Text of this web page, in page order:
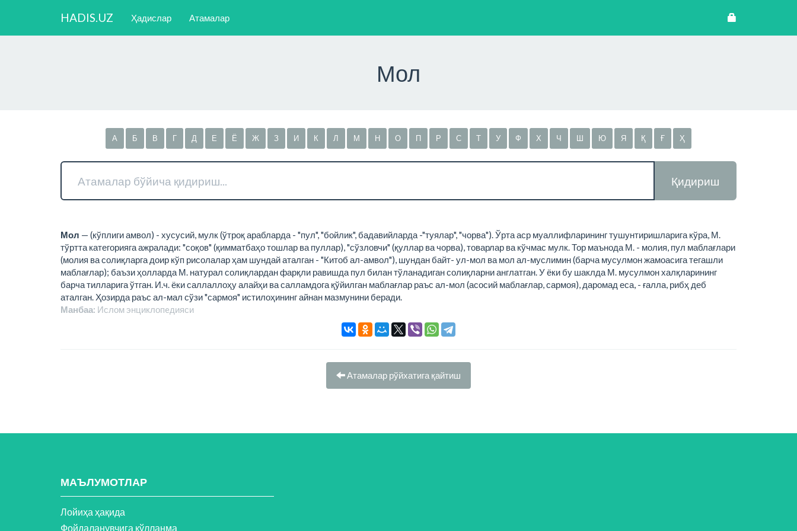
HADIS.UZ Ҳадислар Атамалар
Мол
А Б В Г Д Е Ё Ж З И К Л М Н О П Р С Т У Ф Х Ч Ш Ю Я Қ Ғ Ҳ
Қидириш
Мол — (кўплиги амвол) - хусусий, мулк (ўтроқ арабларда - "пул", "бойлик", бадавийларда -"туялар", "чорва"). Ўрта аср муаллифларининг тушунтиришларига кўра, М.
тўртта категорияга ажралади: "соқов" (қимматбаҳо тошлар ва пуллар), "сўзловчи" (қуллар ва чорва), товарлар ва кўчмас мулк. Тор маънода М. - молия, пул маблағлари
(молия ва солиқларга доир кўп рисолалар ҳам шундай аталган - "Китоб ал-амвол"), шундан байт- ул-мол ва мол ал-муслимин (барча мусулмон жамоасига тегашли
маблағлар); баъзи ҳолларда М. натурал солиқлардан фарқли равишда пул билан тўланадиган солиқларни англатган. У ёки бу шаклда М. мусулмон халқларининг
барча тилларига ўтган. И.ч. ёки саллаллоҳу алайҳи ва салламдога қўйилган маблағлар раъс ал-мол (асосий маблағлар, сармоя), даромад еса, - ғалла, рибҳ деб
аталган. Ҳозирда раъс ал-мал сўзи "сармоя" истилоҳининг айнан мазмунини беради.
Манбаа: Ислом энциклопeдияси
Атамалар рўйхатига қайтиш
МАЪЛУМОТЛАР
Лойиҳа ҳақида
Фойдаланувчига қўлланма